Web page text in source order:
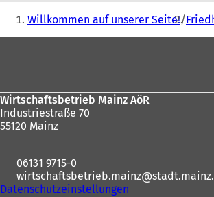
Sie
befinden
Willkommen auf unserer Seite!
Wirtschaftsbetrieb Mainz AöR
Industriestraße 70
55120 Mainz
06131 9715-0
wirtschaftsbetrieb.mainz
stadt.mainz
Datenschutzeinstellungen